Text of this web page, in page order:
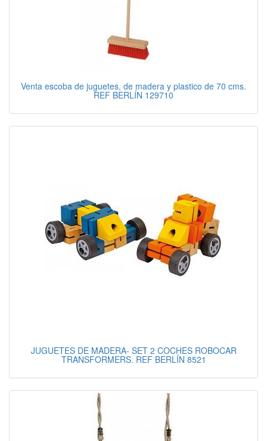
Venta escoba de juguetes, de madera y plastico de 70 cms.
REF BERLÍN 129710
JUGUETES DE MADERA- SET 2 COCHES ROBOCAR
TRANSFORMERS. REF BERLÍN 8521